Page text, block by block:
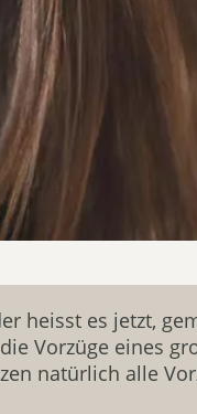
heisst es jetzt,
Vorzüge eines
natürlich alle